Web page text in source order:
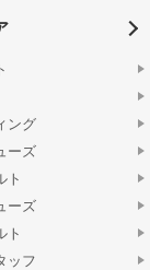
ング
ーズ
ト
ーズ
ト
ッフ